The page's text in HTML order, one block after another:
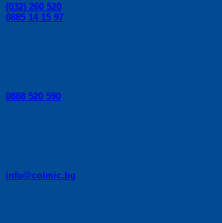
(032) 260 520
0885 14 15 97
0888 520 590
info@colmic.bg